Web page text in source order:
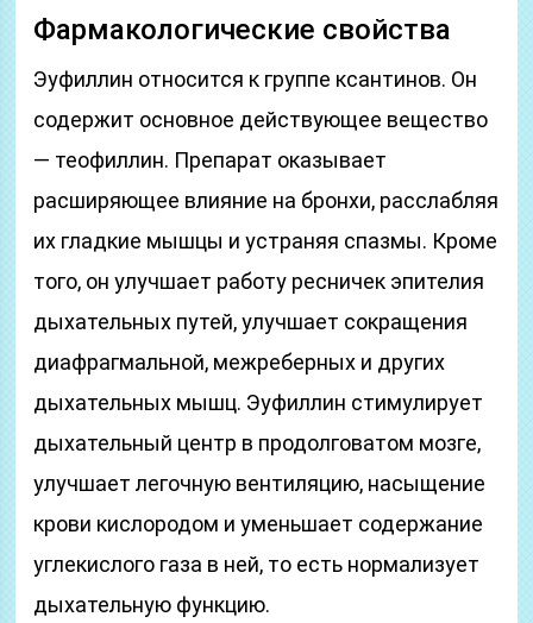
Фармакологические свойства
Эуфиллин относится к группе ксантинов. Он
содержит основное действующее вещество
— теофиллин. Препарат оказывает
расширяющее влияние на бронхи, расслабляя
их гладкие мышцы и устраняя спазмы. Кроме
того, он улучшает работу ресничек эпителия
дыхательных путей, улучшает сокращения
диафрагмальной, межреберных и других
дыхательных мышц. Эуфиллин стимулирует
дыхательный центр в продолговатом мозге,
улучшает легочную вентиляцию, насыщение
крови кислородом и уменьшает содержание
углекислого газа в ней, то есть нормализует
дыхательную функцию.